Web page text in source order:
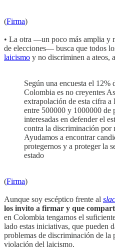
(Firma)
• La otra —un poco más amplia y
de elecciones— busca que todos
laicismo y no discriminen a ateos,
Según una encuesta el 12%
Colombia es no creyentes
extrapolación de esta cifra
entre 500000 y 1000000 de
interesadas en defender el
contra la discriminación por
Ayudamos a encontrar
protegernos y a proteger la
estado
(Firma)
Aunque soy escéptico frente al
los invito a firmar y que
en Colombia tengamos el
lado estas iniciativas, que pueden
problemas de discriminación de la
violación del laicismo.